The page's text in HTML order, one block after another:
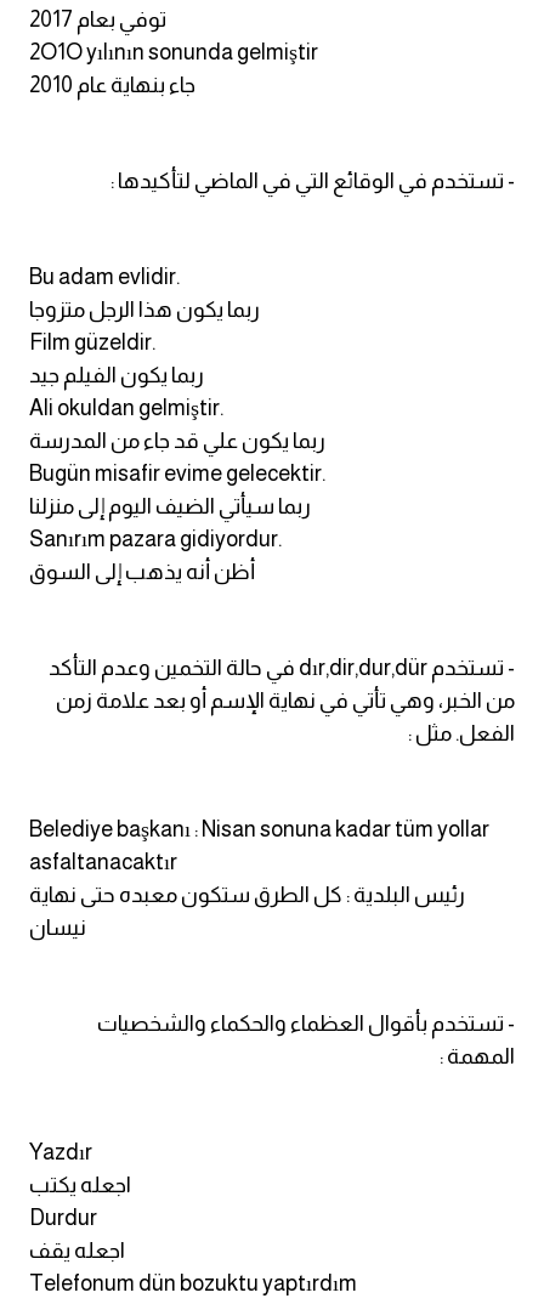
توفي بعام 2017
2O1O yılının sonunda gelmiştir
جاء بنهاية عام 2010
- تستخدم في الوقائع التي في الماضي لتأكيدها :
Bu adam evlidir.
ربما يكون هذا الرجل متزوجا
Film güzeldir.
ربما يكون الفيلم جيد
Ali okuldan gelmiştir.
ربما يكون علي قد جاء من المدرسة
Bugün misafir evime gelecektir.
ربما سيأتي الضيف اليوم إلى منزلنا
Sanırım pazara gidiyordur.
أظن أنه يذهب إلى السوق
- تستخدم dır,dir,dur,dür في حالة التخمين وعدم التأكد
من الخبر، وهي تأتي في نهاية الإسم أو بعد علامة زمن
الفعل. مثل :
Belediye başkanı : Nisan sonuna kadar tüm yollar
asfaltanacaktır
رئيس البلدية : كل الطرق ستكون معبده حتى نهاية
نيسان
- تستخدم بأقوال العظماء والحكماء والشخصيات
المهمة :
Yazdır
اجعله يكتب
Durdur
اجعله يقف
Telefonum dün bozuktu yaptırdım